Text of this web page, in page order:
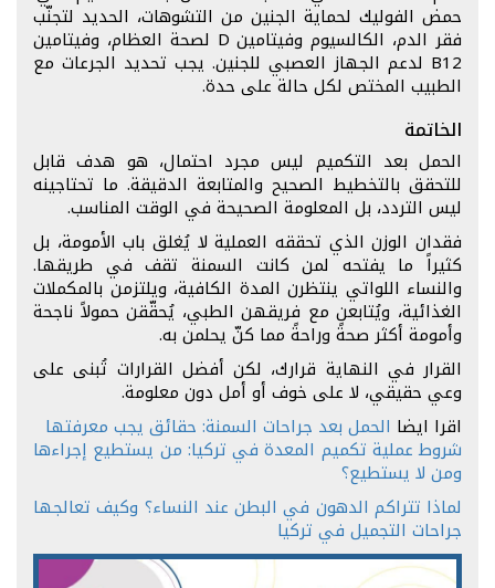
حمض الفوليك لحماية الجنين من التشوهات، الحديد لتجنّب
فقر الدم، الكالسيوم وفيتامين D لصحة العظام، وفيتامين
B12 لدعم الجهاز العصبي للجنين. يجب تحديد الجرعات مع
الطبيب المختص لكل حالة على حدة.
الخاتمة
الحمل بعد التكميم ليس مجرد احتمال، هو هدف قابل
للتحقق بالتخطيط الصحيح والمتابعة الدقيقة. ما تحتاجينه
ليس التردد، بل المعلومة الصحيحة في الوقت المناسب.
فقدان الوزن الذي تحققه العملية لا يُغلق باب الأمومة، بل
كثيراً ما يفتحه لمن كانت السمنة تقف في طريقها.
والنساء اللواتي ينتظرن المدة الكافية، ويلتزمن بالمكملات
الغذائية، ويُتابعن مع فريقهن الطبي، يُحقّقن حمولاً ناجحة
وأمومة أكثر صحةً وراحةً مما كنّ يحلمن به.
القرار في النهاية قرارك، لكن أفضل القرارات تُبنى على
وعي حقيقي، لا على خوف أو أمل دون معلومة.
اقرا ايضا الحمل بعد جراحات السمنة: حقائق يجب معرفتها
شروط عملية تكميم المعدة في تركيا: من يستطيع إجراءها
ومن لا يستطيع؟
لماذا تتراكم الدهون في البطن عند النساء؟ وكيف تعالجها
جراحات التجميل في تركيا